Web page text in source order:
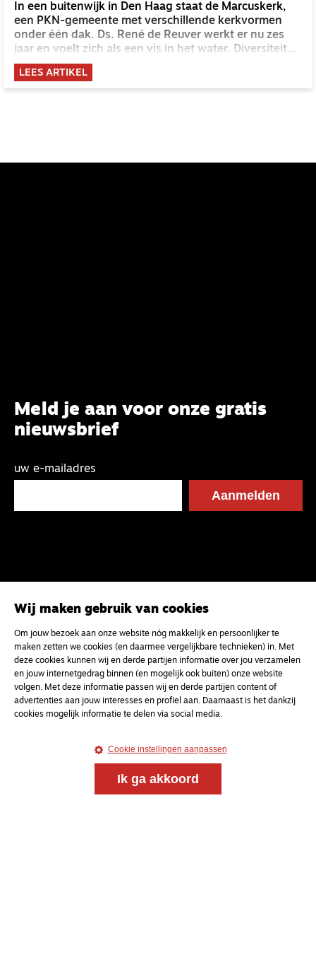
In een buitenwijk in Den Haag staat de Marcuskerk,
een PKN-gemeente met verschillende kerkvormen
onder één dak. Ds. René de Reuver werkt er nu zes
jaar en voelt zich als een vis in het water. Diversiteit
heeft oude theologische papieren, meent hij. In de
kerk moet je eenheid zoeken, geen uniformiteit.
LEES ARTIKEL
Meld je aan voor onze gratis
nieuwsbrief
uw e-mailadres
Wij maken gebruik van cookies
Om jouw bezoek aan onze website nóg makkelijk en persoonlijker te
maken zetten we cookies (en daarmee vergelijkbare technieken) in. Met
deze cookies kunnen wij en derde partijen informatie over jou verzamelen
en jouw internetgedrag binnen (en mogelijk ook buiten) onze website
volgen. Met deze informatie passen wij en derde partijen content of
advertenties aan jouw interesses en profiel aan. Daarnaast is het dankzij
cookies mogelijk informatie te delen via social media.
Cookie instellingen aanpassen
Ik ga akkoord